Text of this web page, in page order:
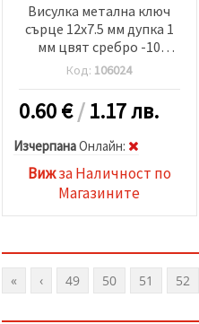
Висулка метална ключ
сърце 12x7.5 мм дупка 1
мм цвят сребро -10
грама
Код: 106024
0.60€/1.17 лв.
ИзчерпанаOнлайн:
Вижза Наличност по
Магазините
« ‹ 49 50 51 52